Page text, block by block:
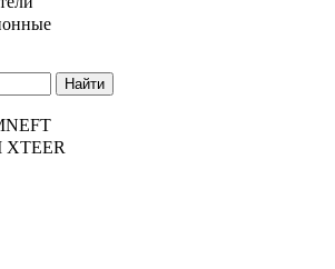
Найти